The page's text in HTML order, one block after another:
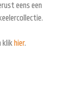
eens een
klik hier.